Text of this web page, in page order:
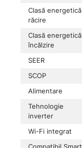
Clasă energetică
răcire
Clasă energetică
încălzire
SEER
SCOP
Alimentare
Tehnologie
inverter
Wi-Fi integrat